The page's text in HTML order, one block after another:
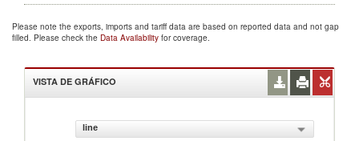
Please note the exports, imports and tariff data are based on reported data and not gap
filled. Please check the Data Availability for coverage.
VISTA DE GRÁFICO
line